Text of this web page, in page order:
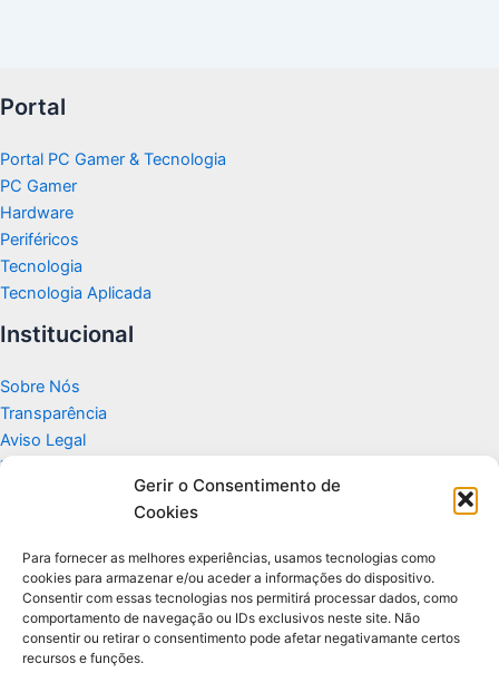
Gerir o Consentimento de
Cookies
Para fornecer as melhores experiências, usamos tecnologias como
cookies para armazenar e/ou aceder a informações do dispositivo.
Consentir com essas tecnologias nos permitirá processar dados, como
comportamento de navegação ou IDs exclusivos neste site. Não
consentir ou retirar o consentimento pode afetar negativamante certos
recursos e funções.
Portal
Portal PC Gamer & Tecnologia
PC Gamer
Hardware
Periféricos
Tecnologia
Tecnologia Aplicada
Institucional
Sobre Nós
Transparência
Aviso Legal
Termos de Uso
Politicas de Privacidade e Cookies
Apoio
Glossário de Tecnologia
Portal editorial independente sobre tecnologia, PC Gamer e guias